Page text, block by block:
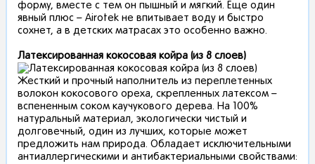
форму, вместе с тем он пышный и мягкий. Еще один
явный плюс – Airotek не впитывает воду и быстро
сохнет, а в детских матрасах это особенно важно.
Латексированная кокосовая койра (из 8 слоев)
Жесткий и прочный наполнитель из переплетенных
волокон кокосового ореха, скрепленных латексом –
вспененным соком каучукового дерева. На 100%
натуральный материал, экологически чистый и
долговечный, один из лучших, которые может
предложить нам природа. Обладает исключительными
антиаллергическими и антибактериальными свойствами: